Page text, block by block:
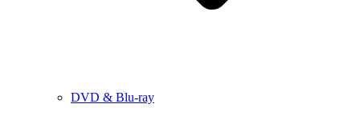
DVD & Blu-ray